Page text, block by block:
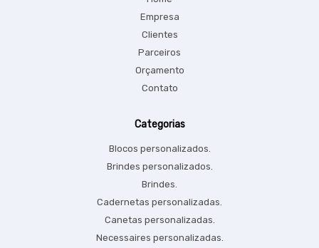
Empresa
Clientes
Parceiros
Orçamento
Contato
Categorias
Blocos personalizados.
Brindes personalizados.
Brindes.
Cadernetas personalizadas.
Canetas personalizadas.
Necessaires personalizadas.